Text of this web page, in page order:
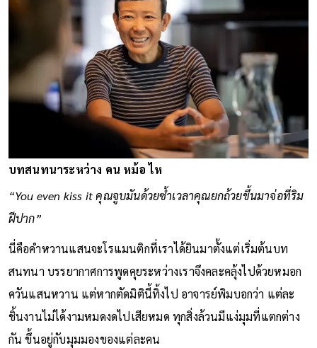
บทสนทนาระหว่าง คน หม้อ ไห
“You even kiss it คุณจูบมันด้วยซ้ำเวลาคุณยกถ้วยขึ้นมาจ่อที่ริม
ฝีปาก”
นี่คือคำหวานแสนจะโรแมนติกที่เราได้ยินมาตั้งแต่เริ่มต้นบท
สนทนา บรรยากาศการพูดคุยระหว่างเราจึงคละคลุ้งไปด้วยหมอก
ควันแสนหวาน แต่หากตัดมิตินี้ทิ้งไป อาจารย์พิมบอกว่า แต่ละ
ชิ้นงานไม่ได้งามหมดงดไปเสียหมด ทุกสิ่งล้วนมีแง่มุมที่แตกต่าง
กัน ขึ้นอยู่กับมุมมองของแต่ละคน